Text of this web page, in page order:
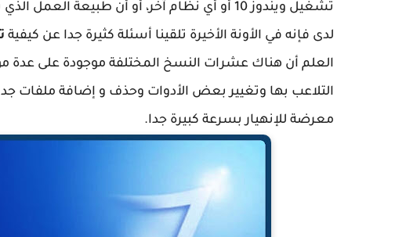
تشغيل ويندوز 10 أو أي نظام آخر، أو أن طبيعة العمل الذي يمارسونه يفرض عليهم إستعمال windows 7...
لدى فإنه في الأونة الأخيرة تلقينا أسئلة كثيرة جدا عن كيفية
العلم أن هناك عشرات النسخ المختلفة موجودة على عدة
التلاعب بها وتغيير بعض الأدوات وحذف و إضافة ملفات
معرضة للإنهيار بسرعة كبيرة جدا.